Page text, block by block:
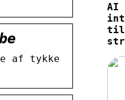
af tykke
AI
til